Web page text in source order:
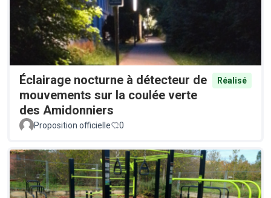
Éclairage nocturne à détecteur de
mouvements sur la coulée verte
des Amidonniers
Réalisé
Proposition officielle 0